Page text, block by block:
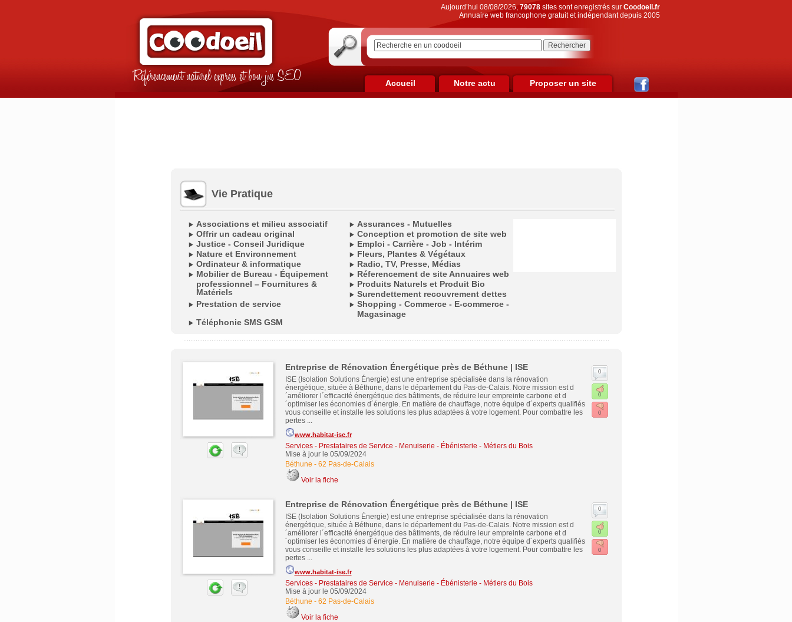
Référencement naturel express et bon jus SEO
Aujourd’hui 08/08/2026,79078sites sont enregistrés sur Coodoeil.fr
Annuaire web francophone gratuit et indépendant depuis 2005
Accueil Notre actu Proposer un site
Vie Pratique
Associations et milieu associatif
Assurances - Mutuelles
Offrir un cadeau original
Conception et promotion de site web
Justice - Conseil Juridique
Emploi - Carrière - Job - Intérim
Nature et Environnement
Fleurs, Plantes & Végétaux
Ordinateur & informatique
Radio, TV, Presse, Médias
Mobilier de Bureau - Équipement
professionnel – Fournitures &
Matériels
Réferencement de site Annuaires web
Produits Naturels et Produit Bio
Surendettement recouvrement dettes
Prestation de service
Shopping - Commerce - E-commerce -
Magasinage
Téléphonie SMS GSM
Entreprise de Rénovation Énergétique près de Béthune | ISE
ISE (Isolation Solutions Énergie) est une entreprise spécialisée dans la rénovation
énergétique, située à Béthune, dans le département du Pas-de-Calais. Notre mission est d
´améliorer l´efficacité énergétique des bâtiments, de réduire leur empreinte carbone et d
´optimiser les économies d´énergie. En matière de chauffage, notre équipe d´experts qualifiés
vous conseille et installe les solutions les plus adaptées à votre logement. Pour combattre les
pertes ...
www.habitat-ise.fr
Services - Prestataires de Service - Menuiserie - Ébénisterie - Métiers du Bois
Mise à jour le 05/09/2024
Béthune - 62 Pas-de-Calais
Voir la fiche
0
0
0
Entreprise de Rénovation Énergétique près de Béthune | ISE
ISE (Isolation Solutions Énergie) est une entreprise spécialisée dans la rénovation
énergétique, située à Béthune, dans le département du Pas-de-Calais. Notre mission est d
´améliorer l´efficacité énergétique des bâtiments, de réduire leur empreinte carbone et d
´optimiser les économies d´énergie. En matière de chauffage, notre équipe d´experts qualifiés
vous conseille et installe les solutions les plus adaptées à votre logement. Pour combattre les
pertes ...
www.habitat-ise.fr
Services - Prestataires de Service - Menuiserie - Ébénisterie - Métiers du Bois
Mise à jour le 05/09/2024
Béthune - 62 Pas-de-Calais
Voir la fiche
0
0
0